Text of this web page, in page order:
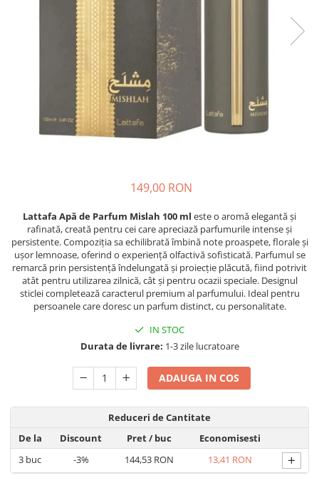
Absorbante Incontinenta
Absorbante Zilnice
Lotiuni si Geluri Intime
Scutece pentru Adulti
Pasta de Dinti
Periuta de Dinti
Ingrijire Buze
Ingrijirea Parului
Balsam de Par
Tratament de Par
Ingrijirea Picioarelor
Ingrijirea Tenului
Creme de Fata
Solutii Curatare Mobila
Solutii Curatare Pardoseli
Solutii Curatare Suprafete Diverse
Solutii Desfundare Scurgeri
Solutii Intretinere Textile
Universale
Decoratiuni interior
Hartie Igienica
Ingrijire Incaltaminte
Lavete si Bureti
Manusi Menaj
Rezerva Mop, Faras, Perie
149,00 RON
Lattafa Apă de Parfum Mislah 100 ml este o aromă elegantă și
rafinată, creată pentru cei care apreciază parfumurile intense și
persistente. Compoziția sa echilibrată îmbină note proaspete, florale și
ușor lemnoase, oferind o experiență olfactivă sofisticată. Parfumul se
remarcă prin persistență îndelungată și proiecție plăcută, fiind potrivit
atât pentru utilizarea zilnică, cât și pentru ocazii speciale. Designul
sticlei completează caracterul premium al parfumului. Ideal pentru
persoanele care doresc un parfum distinct, cu personalitate.
IN STOC
Durata de livrare: 1-3 zile lucratoare
ADAUGA IN COS
Reduceri de Cantitate
De la
Discount Pret/ buc
Economisesti
3 buc -3% 144,53 RON 13,41 RON +